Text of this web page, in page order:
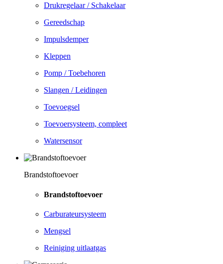
Drukregelaar / Schakelaar
Gereedschap
Impulsdemper
Kleppen
Pomp / Toebehoren
Slangen / Leidingen
Toevoegsel
Toevoersysteem, compleet
Watersensor
Brandstoftoevoer
Brandstoftoevoer
Carburateursysteem
Mengsel
Reiniging uitlaatgas